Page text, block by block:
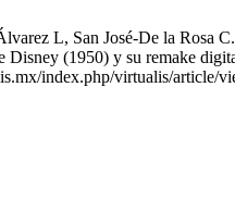
L, San José-De la Rosa
Disney (1950) y su remake
index.php/virtualis/article/